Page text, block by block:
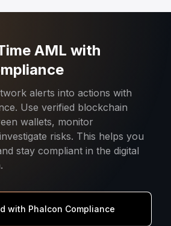
AML with
alerts into actions with
Use verified blockchain
wallets, monitor
risks. This helps you
stay compliant in the digital
with Phalcon Compliance